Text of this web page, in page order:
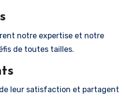
notre expertise et notre
de toutes tailles.
leur satisfaction et partagent